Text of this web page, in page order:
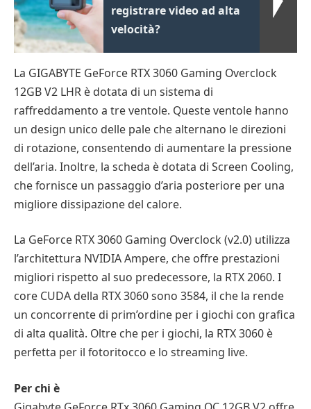
registrare video ad alta
velocità?
La GIGABYTE GeForce RTX 3060 Gaming Overclock
12GB V2 LHR è dotata di un sistema di
raffreddamento a tre ventole. Queste ventole hanno
un design unico delle pale che alternano le direzioni
di rotazione, consentendo di aumentare la pressione
dell’aria. Inoltre, la scheda è dotata di Screen Cooling,
che fornisce un passaggio d’aria posteriore per una
migliore dissipazione del calore.
La GeForce RTX 3060 Gaming Overclock (v2.0) utilizza
l’architettura NVIDIA Ampere, che offre prestazioni
migliori rispetto al suo predecessore, la RTX 2060. I
core CUDA della RTX 3060 sono 3584, il che la rende
un concorrente di prim’ordine per i giochi con grafica
di alta qualità. Oltre che per i giochi, la RTX 3060 è
perfetta per il fotoritocco e lo streaming live.
Per chi è